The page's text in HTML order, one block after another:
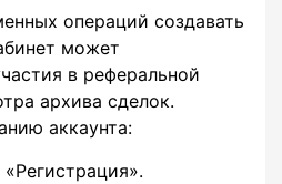
операций создавать
может
в реферальной
архива сделок.
аккаунта: